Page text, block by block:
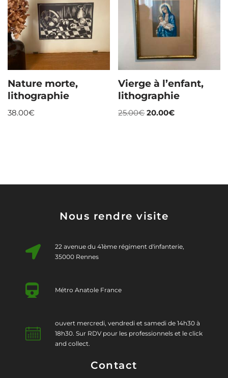
Nature morte,
lithographie
38.00€
Vierge à l’enfant,
lithographie
25.00€ 20.00€
Nous rendre visite
22 avenue du 41ème régiment d'infanterie,
35000 Rennes
Métro Anatole France
ouvert mercredi, vendredi et samedi de 14h30 à
18h30. Sur RDV pour les professionnels et le click
and collect.
Contact